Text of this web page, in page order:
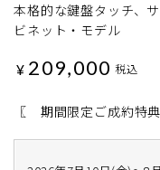
本格的な鍵盤タッチ、
ビネット・モデル
¥ 209,000 税込
〖 期間限定ご成約特